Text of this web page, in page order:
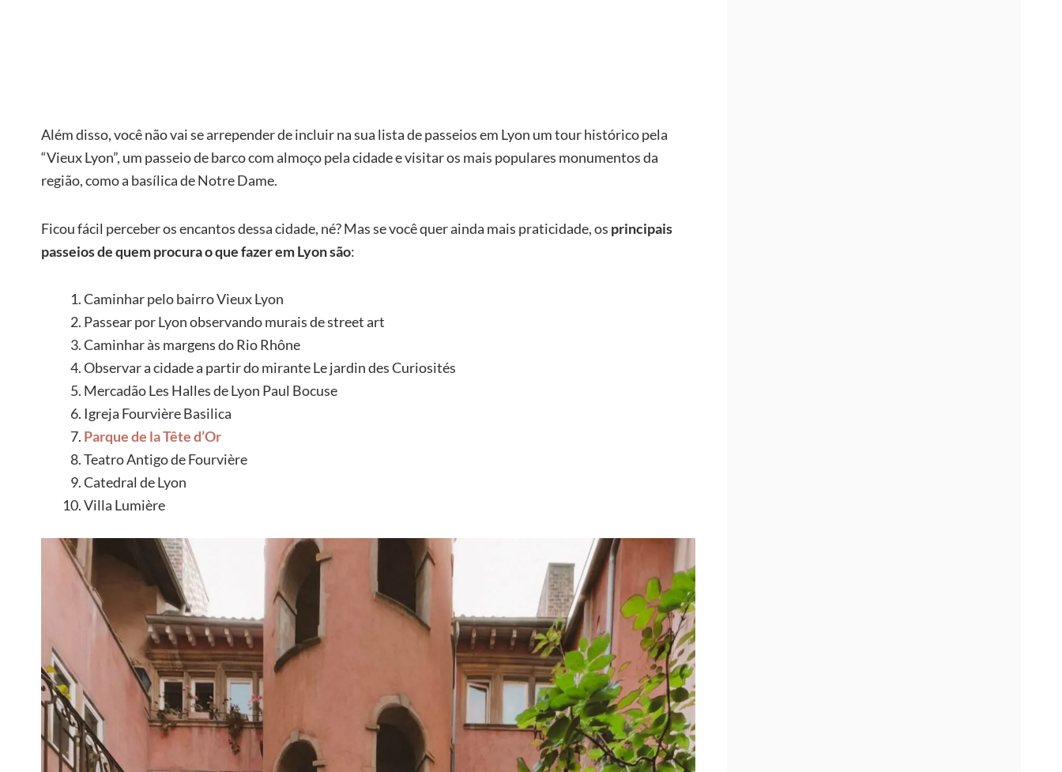
Além disso, você não vai se arrepender de incluir na sua lista de passeios em Lyon um tour histórico pela
“Vieux Lyon”, um passeio de barco com almoço pela cidade e visitar os mais populares monumentos da
região, como a basílica de Notre Dame.
Ficou fácil perceber os encantos dessa cidade, né? Mas se você quer ainda mais praticidade, os principais
passeios de quem procura o que fazer em Lyon são:
Caminhar pelo bairro Vieux Lyon
Passear por Lyon observando murais de street art
Caminhar às margens do Rio Rhône
Observar a cidade a partir do mirante Le jardin des Curiosités
Mercadão Les Halles de Lyon Paul Bocuse
Igreja Fourvière Basilica
Parque de la Tête d’Or
Teatro Antigo de Fourvière
Catedral de Lyon
Villa Lumière